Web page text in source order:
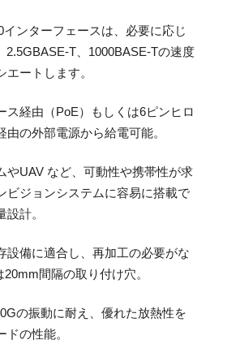
インターフェースは、必要に応じ
2.5GBASE-T、1000BASE-Tの速度
エートします。
ス経由（PoE）もしくは6ピンヒロ
由の外部電源から給電可能。
やUAV など、可動性や携帯性が求
ビジョンシステムに容易に搭載で
設計。
設備に適合し、再加工の必要がな
間隔の取り付け穴。
の振動に耐え、優れた放熱性を
の性能。